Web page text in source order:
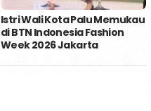
Istri Wali Kota Palu Memukau
di BTN Indonesia Fashion
Week 2026 Jakarta